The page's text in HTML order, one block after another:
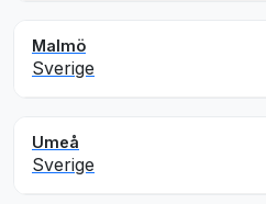
Malmö
Sverige
Umeå
Sverige